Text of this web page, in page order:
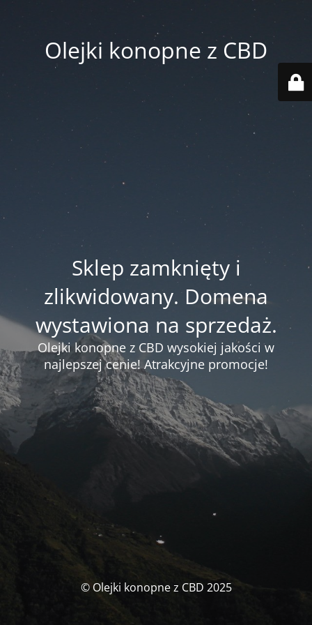
Olejki konopne z CBD
Sklep zamknięty i
zlikwidowany. Domena
wystawiona na sprzedaż.
Olejki konopne z CBD wysokiej jakości w
najlepszej cenie! Atrakcyjne promocje!
© Olejki konopne z CBD 2025